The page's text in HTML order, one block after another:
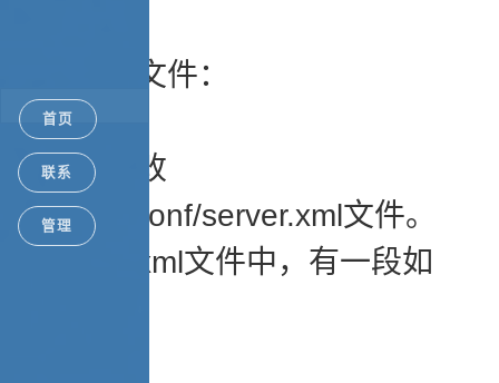
首页
联系
管理
修改配置文件：
首先，修改
$tomcat/conf/server.xml文件。
在server.xml文件中，有一段如